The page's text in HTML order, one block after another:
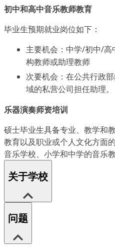
初中和高中音乐教师教育
毕业生预期就业岗位如下：
主要机会：中学/初中/
构教师或助理教师
次要机会：在公共行政
域的私营公司担任助理。
乐器演奏师资培训
硕士毕业生具备专业、教学和
教育以及职业或个人文化方面
音乐学校、小学和中学的音乐教
关于学校
问题